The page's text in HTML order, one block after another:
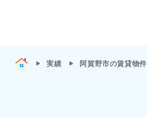
実績 阿賀野市の賃貸物件